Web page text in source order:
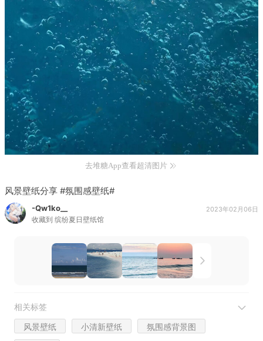
去堆糖App查看超清图片
风景壁纸分享 #氛围感壁纸#
-Qw1ko__
收藏到 缤纷夏日壁纸馆
2023年02月06日
相关标签
风景壁纸 小清新壁纸 氛围感背景图